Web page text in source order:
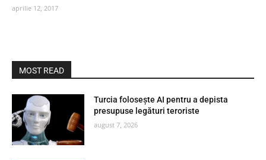
aprilie 12, 2017
MOST READ
Turcia folosește AI pentru a depista
presupuse legături teroriste
august 7, 2026